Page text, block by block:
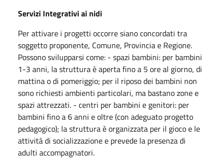
Servizi Integrativi ai nidi
Per attivare i progetti occorre siano concordati tra
soggetto proponente, Comune, Provincia e Regione.
Possono svilupparsi come: - spazi bambini: per bambini
1-3 anni, la struttura è aperta fino a 5 ore al giorno, di
mattina o di pomeriggio; per il riposo dei bambini non
sono richiesti ambienti particolari, ma bastano zone e
spazi attrezzati. - centri per bambini e genitori: per
bambini fino a 6 anni e oltre (con adeguato progetto
pedagogico); la struttura è organizzata per il gioco e le
attività di socializzazione e prevede la presenza di
adulti accompagnatori.